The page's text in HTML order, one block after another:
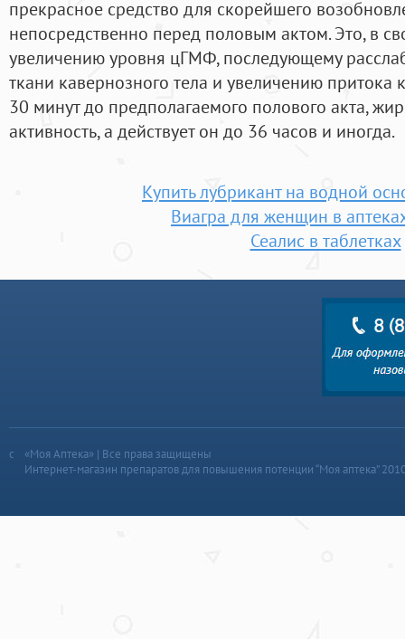
прекрасное средство для скорейшего
непосредственно перед половым актом. Это, в
увеличению уровня цГМФ, последующему
ткани кавернозного тела и увеличению притока
30 минут до предполагаемого полового акта,
активность, а действует он до 36 часов и иногда.
Купить лубрикант на водной
Виагра для женщин в
Сеалис в таблетках
«Моя Аптека» | Все права защищены
Интернет-магазин препаратов для повышения потенции “Моя аптека”